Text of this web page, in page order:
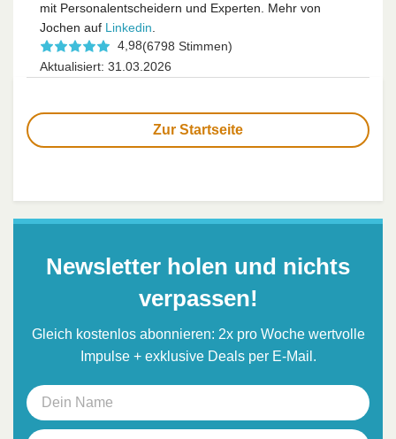
mit Personalentscheidern und Experten. Mehr von
Jochen auf Linkedin
4,98(6798 Stimmen)
Aktualisiert: 31.03.2026
Zur Startseite
Newsletter holen und nichts
verpassen!
Gleich kostenlos abonnieren: 2x pro Woche wertvolle
Impulse + exklusive Deals per E-Mail.